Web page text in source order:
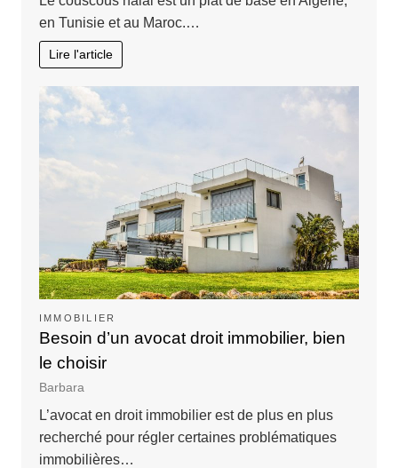
en Tunisie et au Maroc.…
Lire l'article
IMMOBILIER
Besoin d’un avocat droit immobilier, bien
le choisir
Barbara
L’avocat en droit immobilier est de plus en plus
recherché pour régler certaines problématiques
immobilières…